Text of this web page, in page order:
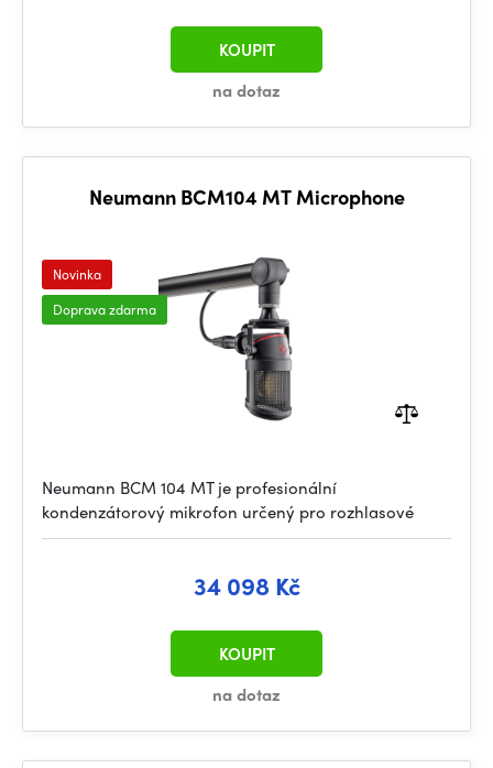
na dotaz
KOUPIT
Neumann BCM104 MT Microphone
Novinka
Doprava zdarma
Neumann BCM 104 MT je profesionální
kondenzátorový mikrofon určený pro rozhlasové
34 098 Kč
na dotaz
KOUPIT